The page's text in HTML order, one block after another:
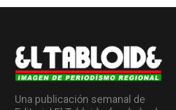
Una publicación semanal de